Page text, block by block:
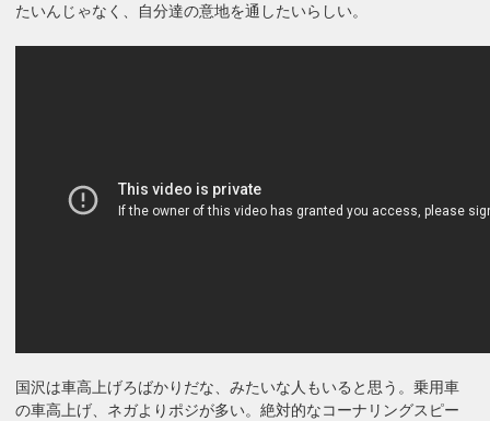
たいんじゃなく、自分達の意地を通したいらしい。
国沢は車高上げろばかりだな、みたいな人もいると思う。乗用車
の車高上げ、ネガよりポジが多い。絶対的なコーナリングスピー